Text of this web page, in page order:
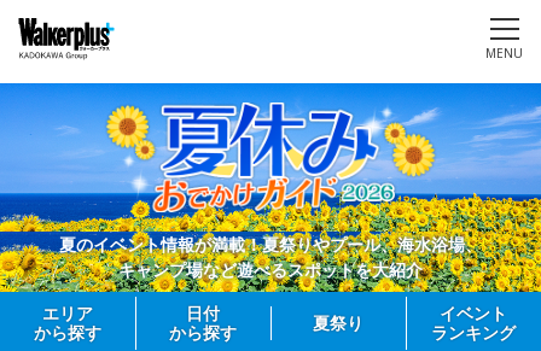
MENU
夏のイベント情報が満載！夏祭りやプール、海水浴場、
キャンプ場など遊べるスポットを大紹介
エリア
から探す
日付
から探す
夏祭り
イベント
ランキング